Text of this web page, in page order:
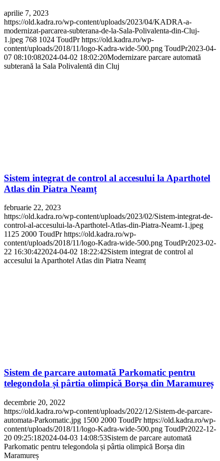
aprilie 7, 2023
https://old.kadra.ro/wp-content/uploads/2023/04/KADRA-a-
modernizat-parcarea-subterana-de-la-Sala-Polivalenta-din-Cluj-
1.jpeg 768 1024 ToudPr https://old.kadra.ro/wp-
content/uploads/2018/11/logo-Kadra-wide-500.png ToudPr2023-04-
07 08:10:082024-04-02 18:02:20Modernizare parcare automată
subterană la Sala Polivalentă din Cluj
Sistem integrat de control al accesului la Aparthotel
Atlas din Piatra Neamț
februarie 22, 2023
https://old.kadra.ro/wp-content/uploads/2023/02/Sistem-integrat-de-
control-al-accesului-la-Aparthotel-Atlas-din-Piatra-Neamt-1.jpeg
1125 2000 ToudPr https://old.kadra.ro/wp-
content/uploads/2018/11/logo-Kadra-wide-500.png ToudPr2023-02-
22 16:30:422024-04-02 18:22:42Sistem integrat de control al
accesului la Aparthotel Atlas din Piatra Neamț
Sistem de parcare automată Parkomatic pentru
telegondola și pârtia olimpică Borșa din Maramureș
decembrie 20, 2022
https://old.kadra.ro/wp-content/uploads/2022/12/Sistem-de-parcare-
automata-Parkomatic.jpg 1500 2000 ToudPr https://old.kadra.ro/wp-
content/uploads/2018/11/logo-Kadra-wide-500.png ToudPr2022-12-
20 09:25:182024-04-03 14:08:53Sistem de parcare automată
Parkomatic pentru telegondola și pârtia olimpică Borșa din
Maramureș